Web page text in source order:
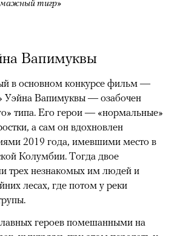
тигр»
Вапимуквы
в основном конкурсе фильм —
Уэйна Вапимуквы — озабочен
типа. Его герои — «нормальные»
а сам он вдохновлен
2019 года, имевшими место в
Колумбии. Тогда двое
трех незнакомых им людей и
лесах, где потом у реки
героев помешанными на